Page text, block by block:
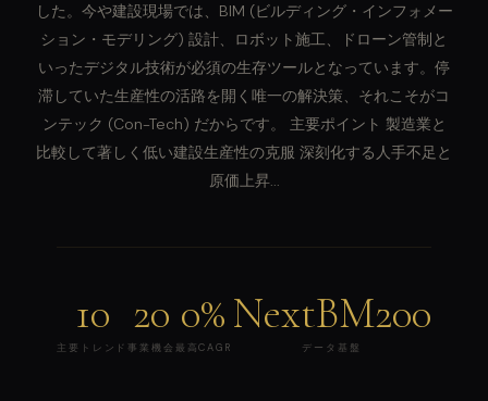
した。今や建設現場では、BIM (ビルディング・インフォメー
ション・モデリング) 設計、ロボット施工、ドローン管制と
いったデジタル技術が必須の生存ツールとなっています。停
滞していた生産性の活路を開く唯一の解決策、それこそがコ
ンテック (Con-Tech) だからです。 主要ポイント 製造業と
比較して著しく低い建設生産性の克服 深刻化する人手不足と
原価上昇...
10
主要トレンド
20
事業機会
0%
最高CAGR
NextBM200
データ基盤